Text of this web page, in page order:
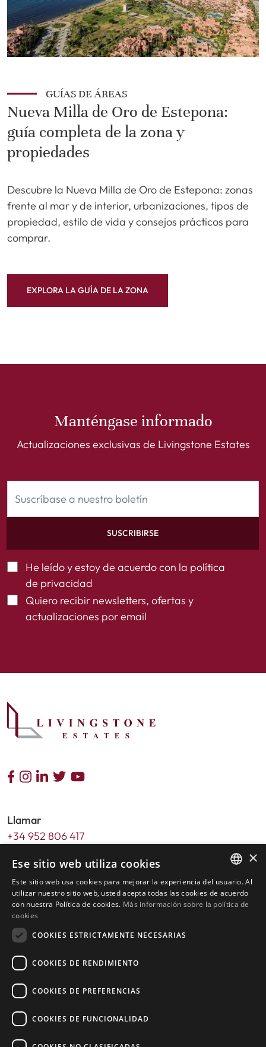
GUÍAS DE ÁREAS
Nueva Milla de Oro de Estepona:
guía completa de la zona y
propiedades
Descubre la Nueva Milla de Oro de Estepona: zonas
frente al mar y de interior, urbanizaciones, tipos de
propiedad, estilo de vida y consejos prácticos para
comprar.
EXPLORA LA GUÍA DE LA ZONA
Manténgase informado
Actualizaciones exclusivas de Livingstone Estates
SUSCRIBIRSE
He leído y estoy de acuerdo con la política
de privacidad
Quiero recibir newsletters, ofertas y
actualizaciones por email
Llamar
+34 952 806 417
Email
info@livingstone-estates.com
Dirección
Urb. Guadalmansa Edif. Salinas Local 7
Ctra. de Cadiz KM 164 , 29680
Horario de oficina:
De lunes a viernes de 9:30am a 17:30pm
Sábados y festivos de 10:00am a 14:00pm
ENGLISH
SPANISH
×
Ese sitio web utiliza cookies
Este sitio web usa cookies para mejorar la experiencia del usuario. Al
utilizar nuestro sitio web, usted acepta todas las cookies de acuerdo
con nuestra Política de cookies. Más información sobre la política de
cookies
COOKIES ESTRICTAMENTE NECESARIAS
COOKIES DE RENDIMIENTO
COOKIES DE PREFERENCIAS
COOKIES DE FUNCIONALIDAD